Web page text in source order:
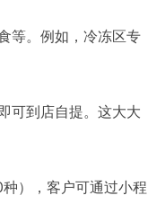
等。例如，冷冻区专
可到店自提。这大大
），客户可通过小程